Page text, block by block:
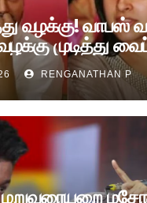
வழக்கு! வாபஸ்
முடித்து
RENGANATHAN P
மறுவரையறை